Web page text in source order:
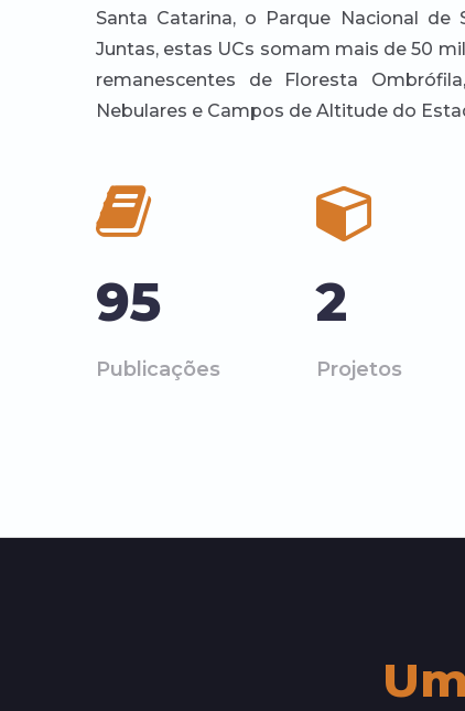
Santa Catarina, o Parque Nacional de
Juntas, estas UCs somam mais de 50
remanescentes de Floresta
Nebulares e Campos de Altitude do
95
Publicações
2
Projetos